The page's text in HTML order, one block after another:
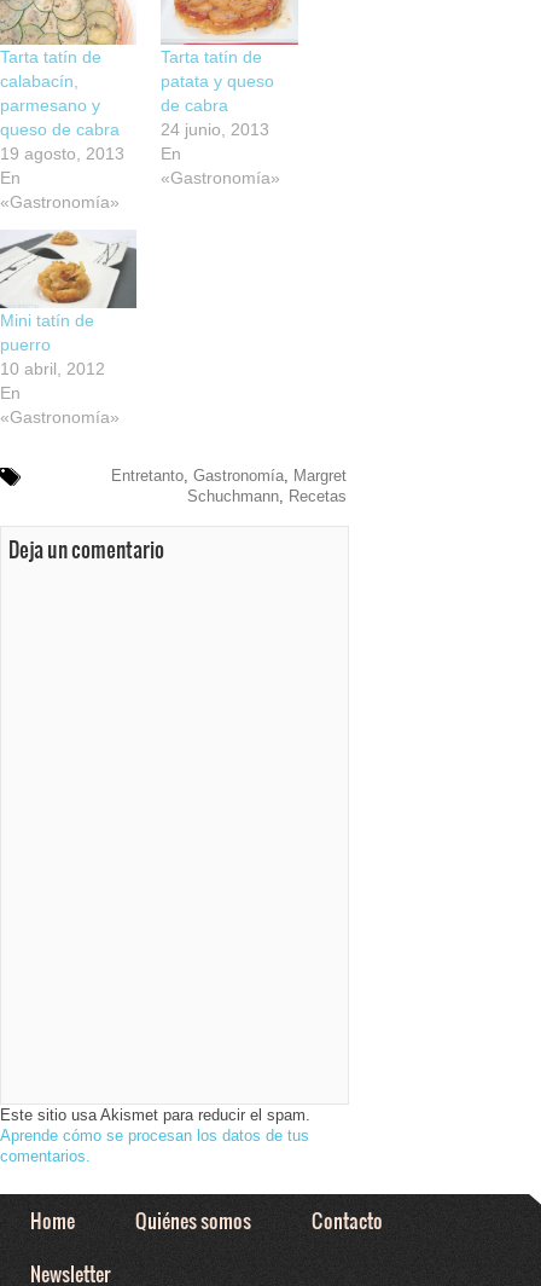
Tarta tatín de
calabacín,
parmesano y
queso de cabra
19 agosto, 2013
En
«Gastronomía»
Tarta tatín de
patata y queso
de cabra
24 junio, 2013
En
«Gastronomía»
Mini tatín de
puerro
10 abril, 2012
En
«Gastronomía»
Entretanto, Gastronomía,
Margret
Schuchmann, Recetas
Deja un comentario
Este sitio usa Akismet para reducir el spam.
Aprende cómo se procesan los datos de tus
comentarios.
Home Quiénes somos
Contacto
Newsletter